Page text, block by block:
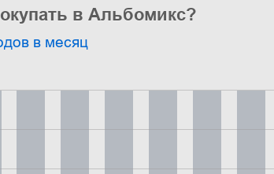
в Альбомикс?
в месяц